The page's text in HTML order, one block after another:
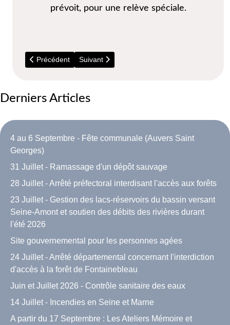
prévoit, pour une relève spéciale.
Article précédent : 24 au 26 Août - Travaux sur clocher -
Précédent Article suivant : Mai - Ouverture du terrain de
Suivant
Derniers Articles
4 au 6 Septembre - Fête communale (Auvers Saint
Georges)
31 Juillet - Ramassage d'un dépôt sauvage
28 Juillet - Arrêté préfectoral interdisant l'accès aux forêts
23 Juillet - Gestion des lacs-réservoirs du bassin versant
Seine-Amont et soutien des débits des rivières durant
l'été 2026
Site gouvernemental pour les personnes agées
24 Juillet - Arrêté départemental concernant l'interdiction
d'accès à la forêt de Fontainebleau
Juin et Juillet 2026 - Contrôle sanitaire des eaux
14 Juillet - Incendies en Seine et Marne
A partir du 17 Septembre : Les Ateliers Mémoire et